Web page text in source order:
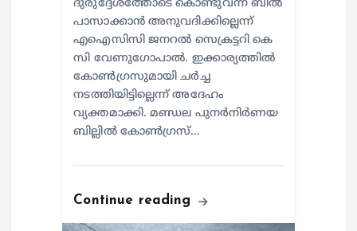
ദുരുദ്ദേശത്തോടെ കൊണ്ടുവന്ന ബിൽ
പാസാക്കാൻ അനുവദിക്കില്ലെന്ന്
എഐസിസി ജനറൽ സെക്രട്ടറി കെ
സി വേണുഗോപാൽ. ഇക്കാര്യത്തിൽ
കോൺഗ്രസുമായി ചർച്ച
നടത്തിയിട്ടില്ലെന്ന് അദേഹം
വ്യക്തമാക്കി. മണ്ഡല പുനർനിർണയ
ബില്ലിൽ കോൺഗ്രസ്…
Continue reading